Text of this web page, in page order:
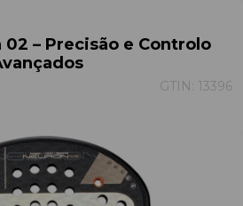
– Precisão e Controlo
GTIN: 13396